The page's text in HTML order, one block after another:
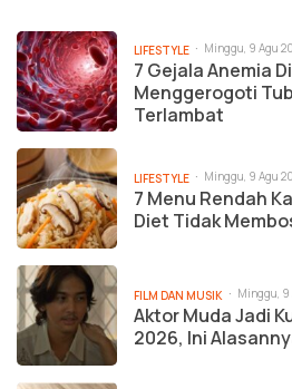
LIFESTYLE Minggu, 9 Agu
7 Gejala Anemia
Menggerogoti
Terlambat
LIFESTYLE Minggu, 9 Agu
7 Menu Rendah
Diet Tidak
FILM DAN MUSIK Minggu, 9
Aktor Muda Jadi
2026, Ini